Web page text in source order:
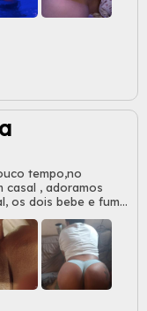
leveza e sem
e descobrir onde
tempo,no
casal , adoramos